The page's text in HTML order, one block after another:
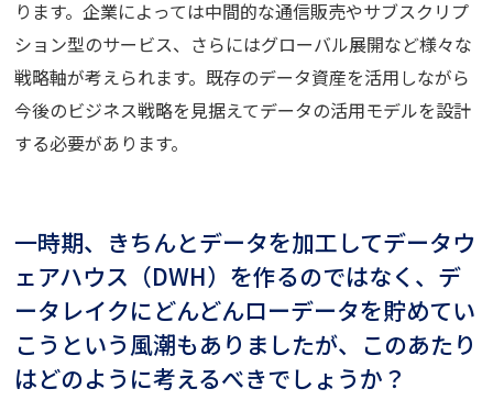
ります。企業によっては中間的な通信販売やサブスクリプ
ション型のサービス、さらにはグローバル展開など様々な
戦略軸が考えられます。既存のデータ資産を活用しながら
今後のビジネス戦略を見据えてデータの活用モデルを設計
する必要があります。
一時期、きちんとデータを加工してデータウ
ェアハウス（DWH）を作るのではなく、デ
ータレイクにどんどんローデータを貯めてい
こうという風潮もありましたが、このあたり
はどのように考えるべきでしょうか？